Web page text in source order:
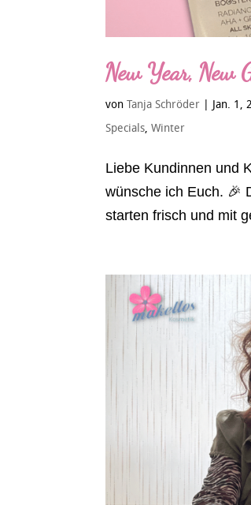
New Year, New
vonTanja Schröder | Jan. 1,
Specials,Winter
Liebe Kundinnen und
wünsche ich Euch. 🎉
starten frisch und mit